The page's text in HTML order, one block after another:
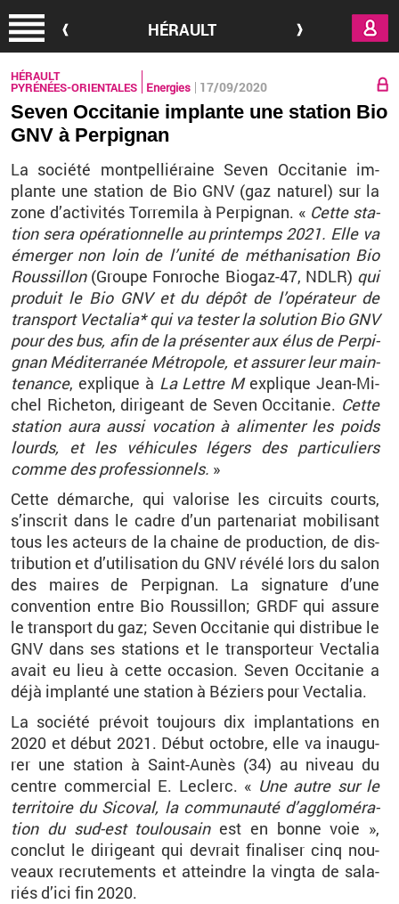
HÉRAULT
HÉRAULT
PYRÉNÉES-ORIENTALES Energies 17/09/2020
Seven Occitanie implante une station Bio
GNV à Perpignan
La so­ciété mont­pel­lié­raine Seven Oc­ci­ta­nie im­
plante une sta­tion de Bio GNV (gaz na­tu­rel) sur la
zone d’ac­ti­vi­tés Tor­re­mila à Per­pi­gnan. « Cette sta­
tion sera opé­ra­tion­nelle au prin­temps 2021. Elle va
émer­ger non loin de l’unité de mé­tha­ni­sa­tion Bio
Rous­sillon (Groupe Fon­roche Bio­gaz-47, NDLR) qui
pro­duit le Bio GNV et du dépôt de l’opé­ra­teur de
trans­port Vec­ta­lia* qui va tes­ter la so­lu­tion Bio GNV
pour des bus, afin de la pré­sen­ter aux élus de Per­pi­
gnan Mé­di­ter­ra­née Mé­tro­pole, et as­su­rer leur main­
te­nance, ex­plique à La Lettre Mex­plique Jean-Mi­
chel Ri­che­ton, di­ri­geant de Seven Oc­ci­ta­nie. Cette
sta­tion aura aussi vo­ca­tion à ali­men­ter les poids
lourds, et les vé­hi­cules lé­gers des par­ti­cu­liers
comme des pro­fes­sion­nels. »
Cette dé­marche, qui va­lo­rise les cir­cuits courts,
s’ins­crit dans le cadre d’un par­te­na­riat mo­bi­li­sant
tous les ac­teurs de la chaine de pro­duc­tion, de dis­
tri­bu­tion et d’uti­li­sa­tion du GNV ré­vélé lors du salon
des maires de Per­pi­gnan. La si­gna­ture d’une
conven­tion entre Bio Rous­sillon; GRDF qui as­sure
le trans­port du gaz; Seven Oc­ci­ta­nie qui dis­tri­bue le
GNV dans ses sta­tions et le trans­por­teur Vec­ta­lia
avait eu lieu à cette oc­ca­sion. Seven Oc­ci­ta­nie a
déjà im­planté une sta­tion à Bé­ziers pourVec­ta­lia.
La so­ciété pré­voit tou­jours dix im­plan­ta­tions en
2020 et début 2021. Début oc­tobre, elle va inau­gu­
rer une sta­tion à Saint-Au­nès (34) au ni­veau du
centre com­mer­cial E. Le­clerc. « Une autre sur le
ter­ri­toire du Si­co­val, la com­mu­nauté d’ag­glo­mé­ra­
tion du sud-est tou­lou­sainest en bonne voie »,
conclut le di­ri­geant qui de­vrait fi­na­li­ser cinq nou­
veaux re­cru­te­ments et at­teindre la vingta de sa­la­
riés d’ici fin 2020.